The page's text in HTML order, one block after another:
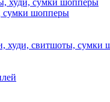
худи, сумки шопперы
сумки шопперы
худи, свитшоты, сумки